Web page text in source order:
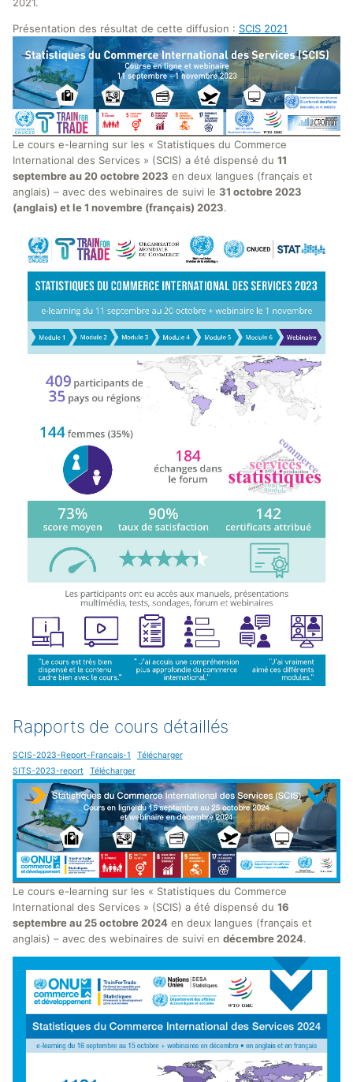
Présentation des résultat de cette diffusion : SCIS 2021
Le cours e-learning sur les « Statistiques du Commerce
International des Services » (SCIS) a été dispensé du 11
septembre au 20 octobre 2023 en deux langues (français et
anglais) – avec des webinaires de suivi le 31 octobre 2023
(anglais) et le 1 novembre (français) 2023.
Rapports de cours détaillés
SCIS-2023-Report-Francais-1
Télécharger
SITS-2023-report
Télécharger
Le cours e-learning sur les « Statistiques du Commerce
International des Services » (SCIS) a été dispensé du 16
septembre au 25 octobre 2024 en deux langues (français et
anglais) – avec des webinaires de suivi en décembre 2024.